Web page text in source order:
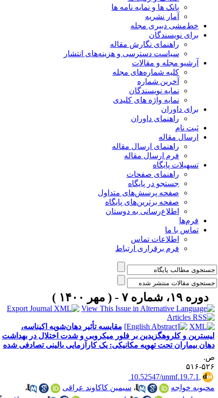
بانک ها و نمایه نامه ها
آمار نشریه
خط‌مشی دبیری مجله
برای نویسندگان
راهنمای نگارش مقاله
سیاست دسترسی و هزینه‌های انتشار
آرشیو مجله و مقالات
کلیه شماره‌های مجله
آخرین شماره
نمایه نویسندگان
نمایه واژه های کلیدی
برای داوران
راهنمای داوران
ثبت نام
ارسال مقاله
راهنمای ارسال مقاله
فرم ارسال مقاله
تسهیلات پایگاه
راهنمای صفحات
جستجو در پایگاه
صفحه پرسش‌های متداول
صفحه برترین‌های پایگاه
اطلاع‌رسانی به دوستان
فرم‌ها
تماس با ما
اطلاعات تماس
فرم برقراری ارتباط
دوره ۱۹، شماره ۷ - ( مهر ۱۴۰۰ )
مقایسه تأثیر دهان‌شویه‌‌ اکیناسه،
و کلروهگزیدین بر فلور میکروبی و شدت اختلال در بهداشت
بیماران تحت تهویه مکانیکی: یک کارآزمایی بالینی تصادفی شده
۵۱۶
‎ 10.52547/unmf.19.7.1
خواجه
،سیمین کاکاوند عراقی
،